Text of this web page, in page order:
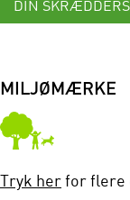
DIN
MILJØMÆRKE
Tryk herfor flere